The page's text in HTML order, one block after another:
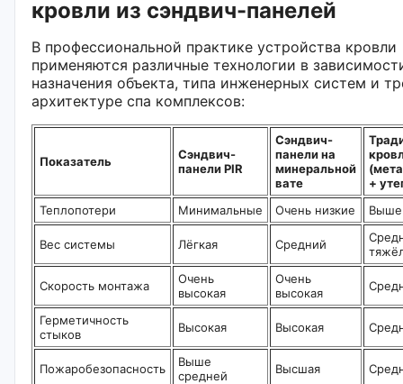
кровли из сэндвич-панелей
В профессиональной практике устройства кровли
применяются различные технологии в
назначения объекта, типа инженерных систем и
архитектуре спа комплексов:
Показатель
Сэндвич-
панели PIR
Сэндвич-
панели на
минеральной
вате
+
Теплопотери
Минимальные Очень низкие Выше
Вес системы Лёгкая Средний
Скорость монтажа
Очень
высокая
Очень
высокая
Герметичность
стыков
Высокая Высокая
Пожаробезопасность
Выше
средней
Высшая